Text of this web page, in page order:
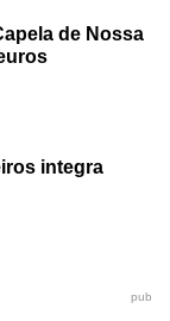
de Nossa
integra
pub